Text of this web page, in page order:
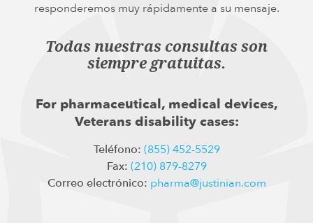
responderemos muy rápidamente a su mensaje.
Todas nuestras consultas son
siempre gratuitas.
For pharmaceutical, medical devices,
Veterans disability cases:
Teléfono: (855) 452-5529
Fax: (210) 879-8279
Correo electrónico: pharma@justinian.com